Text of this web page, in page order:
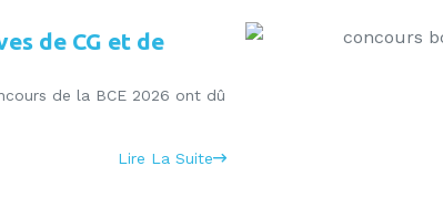
de CG et de
de la BCE 2026 ont dû
Lire La Suite